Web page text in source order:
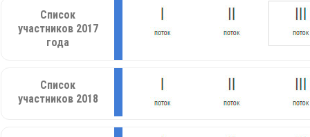
Список
участников 2017
года
Список
участников 2018